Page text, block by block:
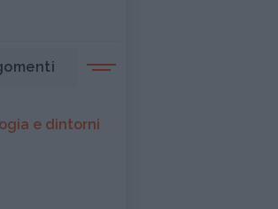
e dintorni